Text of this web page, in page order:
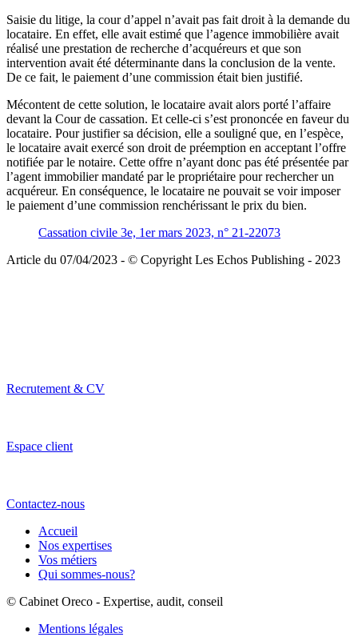
Saisie du litige, la cour d’appel n’avait pas fait droit à la demande du
locataire. En effet, elle avait estimé que l’agence immobilière avait
réalisé une prestation de recherche d’acquéreurs et que son
intervention avait été déterminante dans la conclusion de la vente.
De ce fait, le paiement d’une commission était bien justifié.
Mécontent de cette solution, le locataire avait alors porté l’affaire
devant la Cour de cassation. Et celle-ci s’est prononcée en faveur du
locataire. Pour justifier sa décision, elle a souligné que, en l’espèce,
le locataire avait exercé son droit de préemption en acceptant l’offre
notifiée par le notaire. Cette offre n’ayant donc pas été présentée par
l’agent immobilier mandaté par le propriétaire pour rechercher un
acquéreur. En conséquence, le locataire ne pouvait se voir imposer
le paiement d’une commission renchérissant le prix du bien.
Cassation civile 3e, 1er mars 2023, n° 21-22073
Article du 07/04/2023 - © Copyright Les Echos Publishing - 2023
Recrutement & CV
Espace client
Contactez-nous
Accueil
Nos expertises
Vos métiers
Qui sommes-nous?
© Cabinet Oreco - Expertise, audit, conseil
Mentions légales